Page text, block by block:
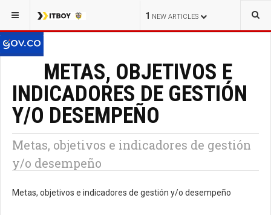
1 NEW ARTICLES
METAS, OBJETIVOS E
INDICADORES DE GESTIÓN
Y/O DESEMPEÑO
Metas, objetivos e indicadores de gestión
y/o desempeño
Metas, objetivos e indicadores de gestión y/o desempeño